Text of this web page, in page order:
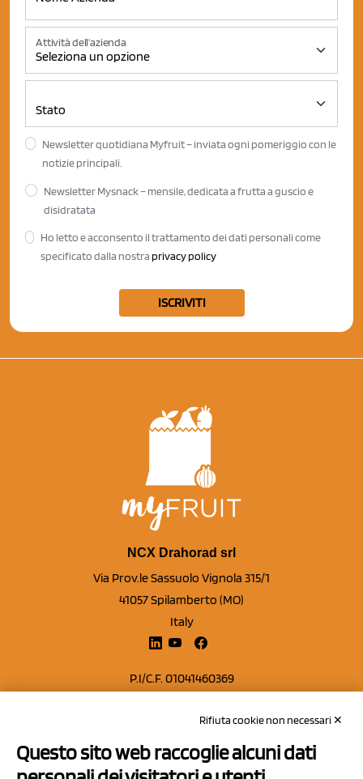
Attività dell'azienda
Newsletter quotidiana Myfruit – inviata ogni pomeriggio con le
notizie principali.
Newsletter Mysnack – mensile, dedicata a frutta a guscio e
disidratata
Ho letto e acconsento il trattamento dei dati personali come
specificato dalla nostra privacy policy
ISCRIVITI
NCX Drahorad srl
Via Prov.le Sassuolo Vignola 315/1
41057 Spilamberto (MO)
Italy
P.I/C.F. 01041460369
Capitale sociale Euro 50.000,00 i.v.
Contatti
Rifiuta cookie non necessari ✕
Questo sito web raccoglie alcuni dati